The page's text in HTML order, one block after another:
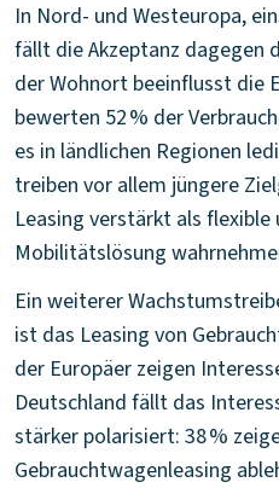
In Nord- und Westeuropa,
fällt die Akzeptanz dagegen
der Wohnort beeinflusst die
bewerten 52 % der
es in ländlichen Regionen
treiben vor allem jüngere
Leasing verstärkt als
Mobilitätslösung
Ein weiterer
ist das Leasing von
der Europäer zeigen
Deutschland fällt das
stärker polarisiert: 38 %
Gebrauchtwagenleasing